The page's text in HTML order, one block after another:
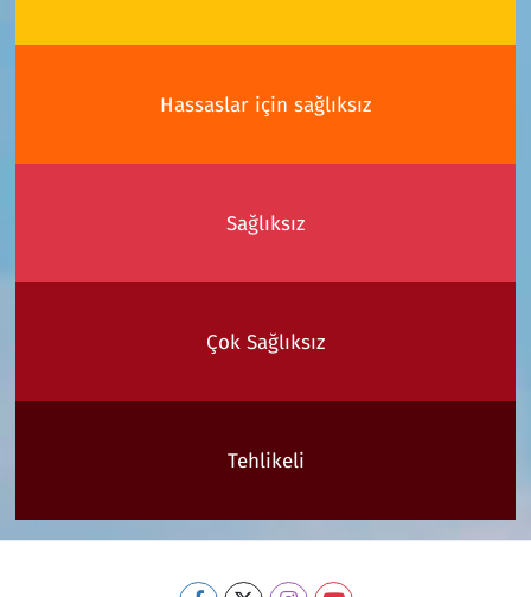
Hassaslar için sağlıksız
Sağlıksız
Çok Sağlıksız
Tehlikeli